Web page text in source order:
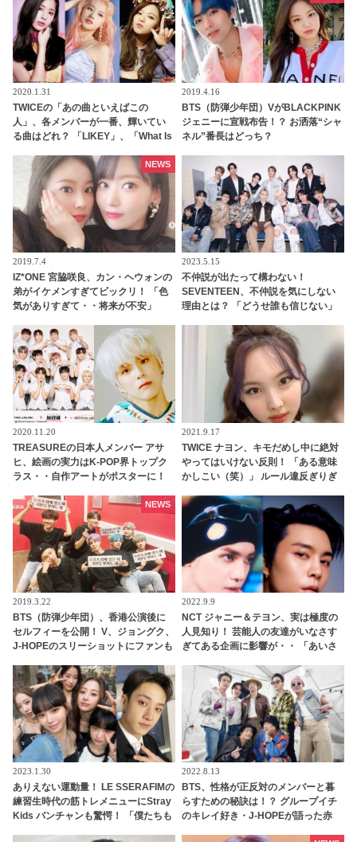
のリアクションに爆笑
2020.1.31
TWICEの「あの曲といえばこの
人」、各メンバーが一番、輝いてい
る曲はどれ？ 「LIKEY」、「What Is
2019.4.16
BTS（防弾少年団）VがBLACKPINK
ジェニーに宣戦布告！？ お洒落“シャ
ネル”番長はどっち？
2019.7.4
IZ*ONE 宮脇咲良、カン・ヘウォンの
弟がイケメンすぎてビックリ！ 「色
気がありすぎて・・将来が不安」
NEWS
2023.5.15
不仲説が出たって構わない！
SEVENTEEN、不仲説を気にしない
理由とは？ 「どうせ誰も信じない」
2020.11.20
TREASUREの日本人メンバー アサ
ヒ、絵画の実力はK-POP界トップク
ラス・・自作アートがポスターに！
のライブ映像は本日（11月20日）初
公開
2021.9.17
TWICE ナヨン、キモだめし中に絶対
やってはいけない反則！ 「ある意味
かしこい（笑）」 ルール違反ぎりぎ
2019.3.22
BTS（防弾少年団）、香港公演後に
セルフィーを公開！ V、ジョングク、
J-HOPEのスリーショットにファンも
NEWS
2022.9.9
NCT ジャニー＆テヨン、実は極度の
人見知り！ 芸能人の友達がいなさす
ぎてある企画に影響が・・ 「あいさ
上に低い社会性にびっくり
2023.1.30
ありえない運動量！ LE SSERAFIMの
練習生時代の筋トレメニューにStray
Kids バンチャンも驚愕！ 「僕たちも
2022.8.13
BTS、性格が正反対のメンバーと暮
らすための秘訣は！？ グループイチ
のキレイ好き・J-HOPEが語った赤